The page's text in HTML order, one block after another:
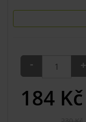
- +
184 Kč